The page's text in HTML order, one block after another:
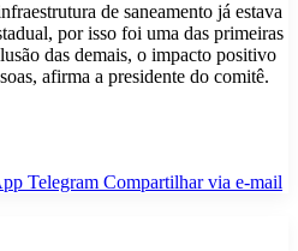
de saneamento já estava
por isso foi uma das primeiras
das demais, o impacto positivo
afirma a presidente do comitê.
Telegram Compartilhar via e-mail